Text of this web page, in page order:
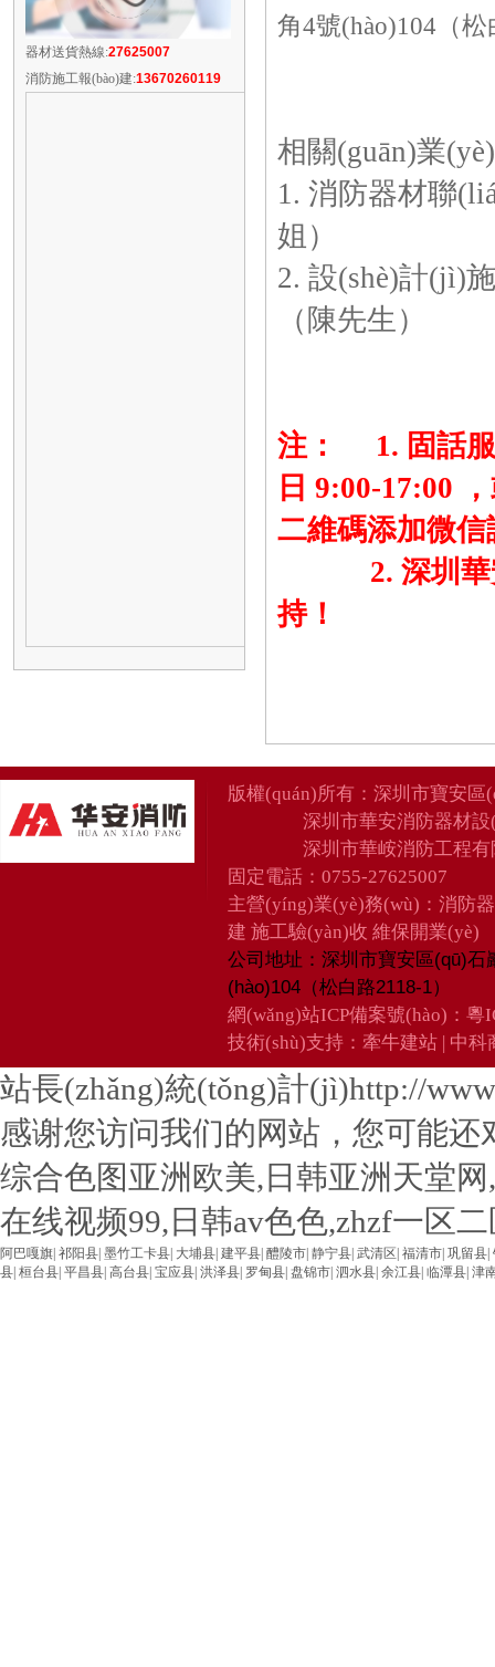
器材送貨熱線:27625007
消防施工報(bào)建:13670260119
角4號(hào)104（
相關(guān)業
1. 消防器材聯
姐）
2. 設(shè)計(jì)
（陳先生）
注： 1. 固話服
日 9:00-17:00 ，
二維碼添加微
2. 深圳華安消
持！
版權(quán)所有： 深圳市寶安區
深圳市華安消防器材
深圳市華峖消防工程
固定電話：0755-27625007
主營(yíng)業(yè)務(wù)：消防
建 施工驗(yàn)收 維保開業(yè)
公司地址： 深圳市寶安區(qū)石
(hào)104（松白路2118-1）
網(wǎng)站ICP備案號(hào)： 粵
技術(shù)支持： 牽牛建站 | 中科
站長(zhǎng)統(tǒng)計(jì)http://
感谢您访问我们的网站，您可能还
综合色图亚洲欧美,日韩亚洲天堂
在线视频99,日韩av色色,zhzf一区
阿巴嘎旗 祁阳县 墨竹工卡县 大埔县 建平县 醴陵市 静宁县 武清区 福清市 巩留县
县 桓台县 平昌县 高台县 宝应县 洪泽县 罗甸县 盘锦市 泗水县 余江县 临潭县 津